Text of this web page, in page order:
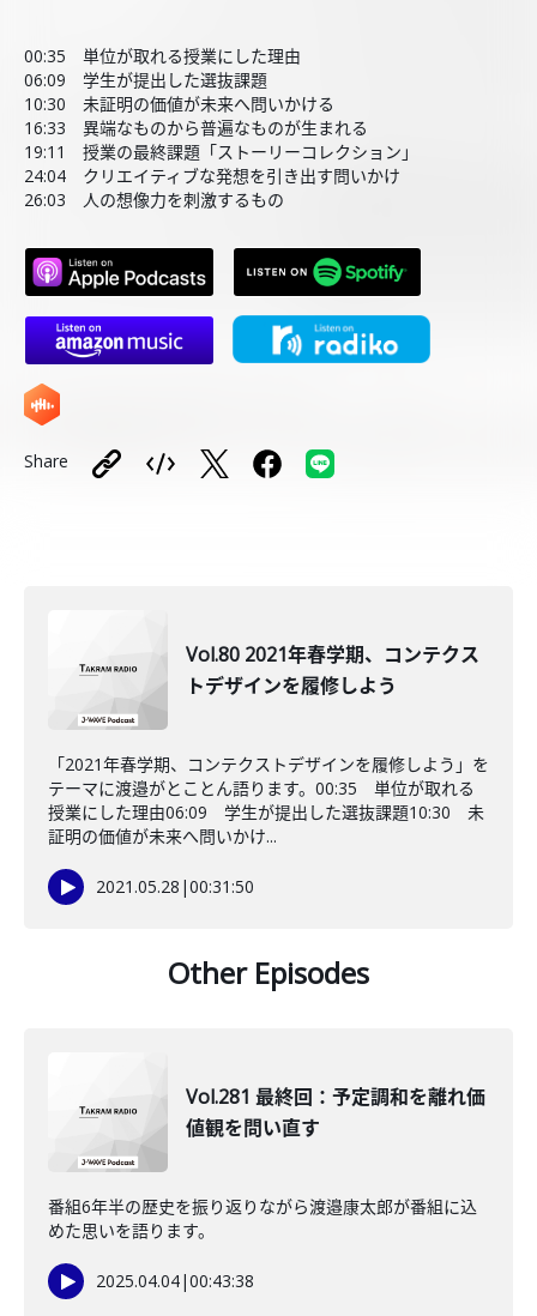
00:35 単位が取れる授業にした理由
06:09 学生が提出した選抜課題
10:30 未証明の価値が未来へ問いかける
16:33 異端なものから普遍なものが生まれる
19:11 授業の最終課題「ストーリーコレクション」
24:04 クリエイティブな発想を引き出す問いかけ
26:03 人の想像力を刺激するもの
Share
Vol.80 2021年春学期、コンテクス
トデザインを履修しよう
「2021年春学期、コンテクストデザインを履修しよう」を
テーマに渡邉がとことん語ります。00:35 単位が取れる
授業にした理由06:09 学生が提出した選抜課題10:30 未
証明の価値が未来へ問いかけ...
2021.05.28 |00:31:50
Other Episodes
Vol.281 最終回：予定調和を離れ価
値観を問い直す
番組6年半の歴史を振り返りながら渡邉康太郎が番組に込
めた思いを語ります。
2025.04.04|00:43:38